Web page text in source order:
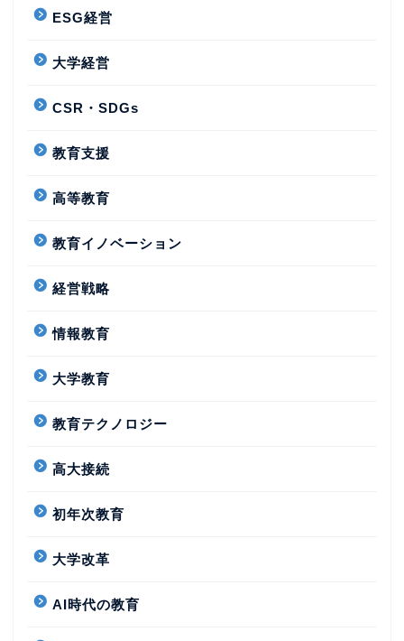
ESG経営
大学経営
CSR・SDGs
教育支援
高等教育
教育イノベーション
経営戦略
情報教育
大学教育
教育テクノロジー
高大接続
初年次教育
大学改革
AI時代の教育